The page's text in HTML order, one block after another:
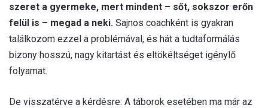
szeret a gyermeke, mert mindent – sőt, sokszor erőn
felül is – megad a neki. Sajnos coachként is gyakran
találkozom ezzel a problémával, és hát a tudtaformálás
bizony hosszú, nagy kitartást és eltökéltséget igénylő
folyamat.
De visszatérve a kérdésre: A táborok esetében ma már az